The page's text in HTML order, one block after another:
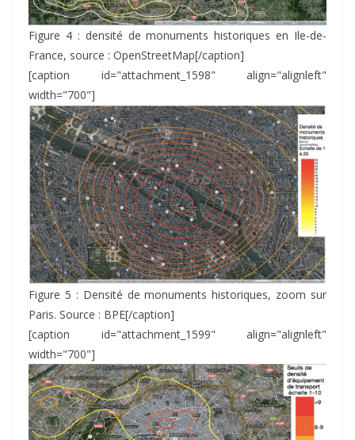
Figure 4 : densité de monuments historiques en Ile-de-
France, source : OpenStreetMap[/caption]
[caption id="attachment_1598" align="alignleft"
width="700"]
Figure 5 : Densité de monuments historiques, zoom sur
Paris. Source : BPE[/caption]
[caption id="attachment_1599" align="alignleft"
width="700"]